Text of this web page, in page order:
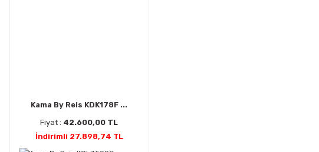
Kama By Reis KDK178F ...
Fiyat : 42.600,00 TL
İndirimli 27.898,74 TL